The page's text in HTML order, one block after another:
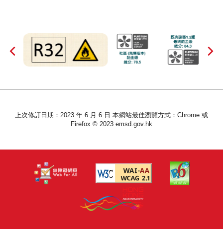
上次修訂日期：2023 年 6 月 6 日 本網站最佳瀏覽方式：Chrome 或
Firefox © 2023 emsd.gov.hk